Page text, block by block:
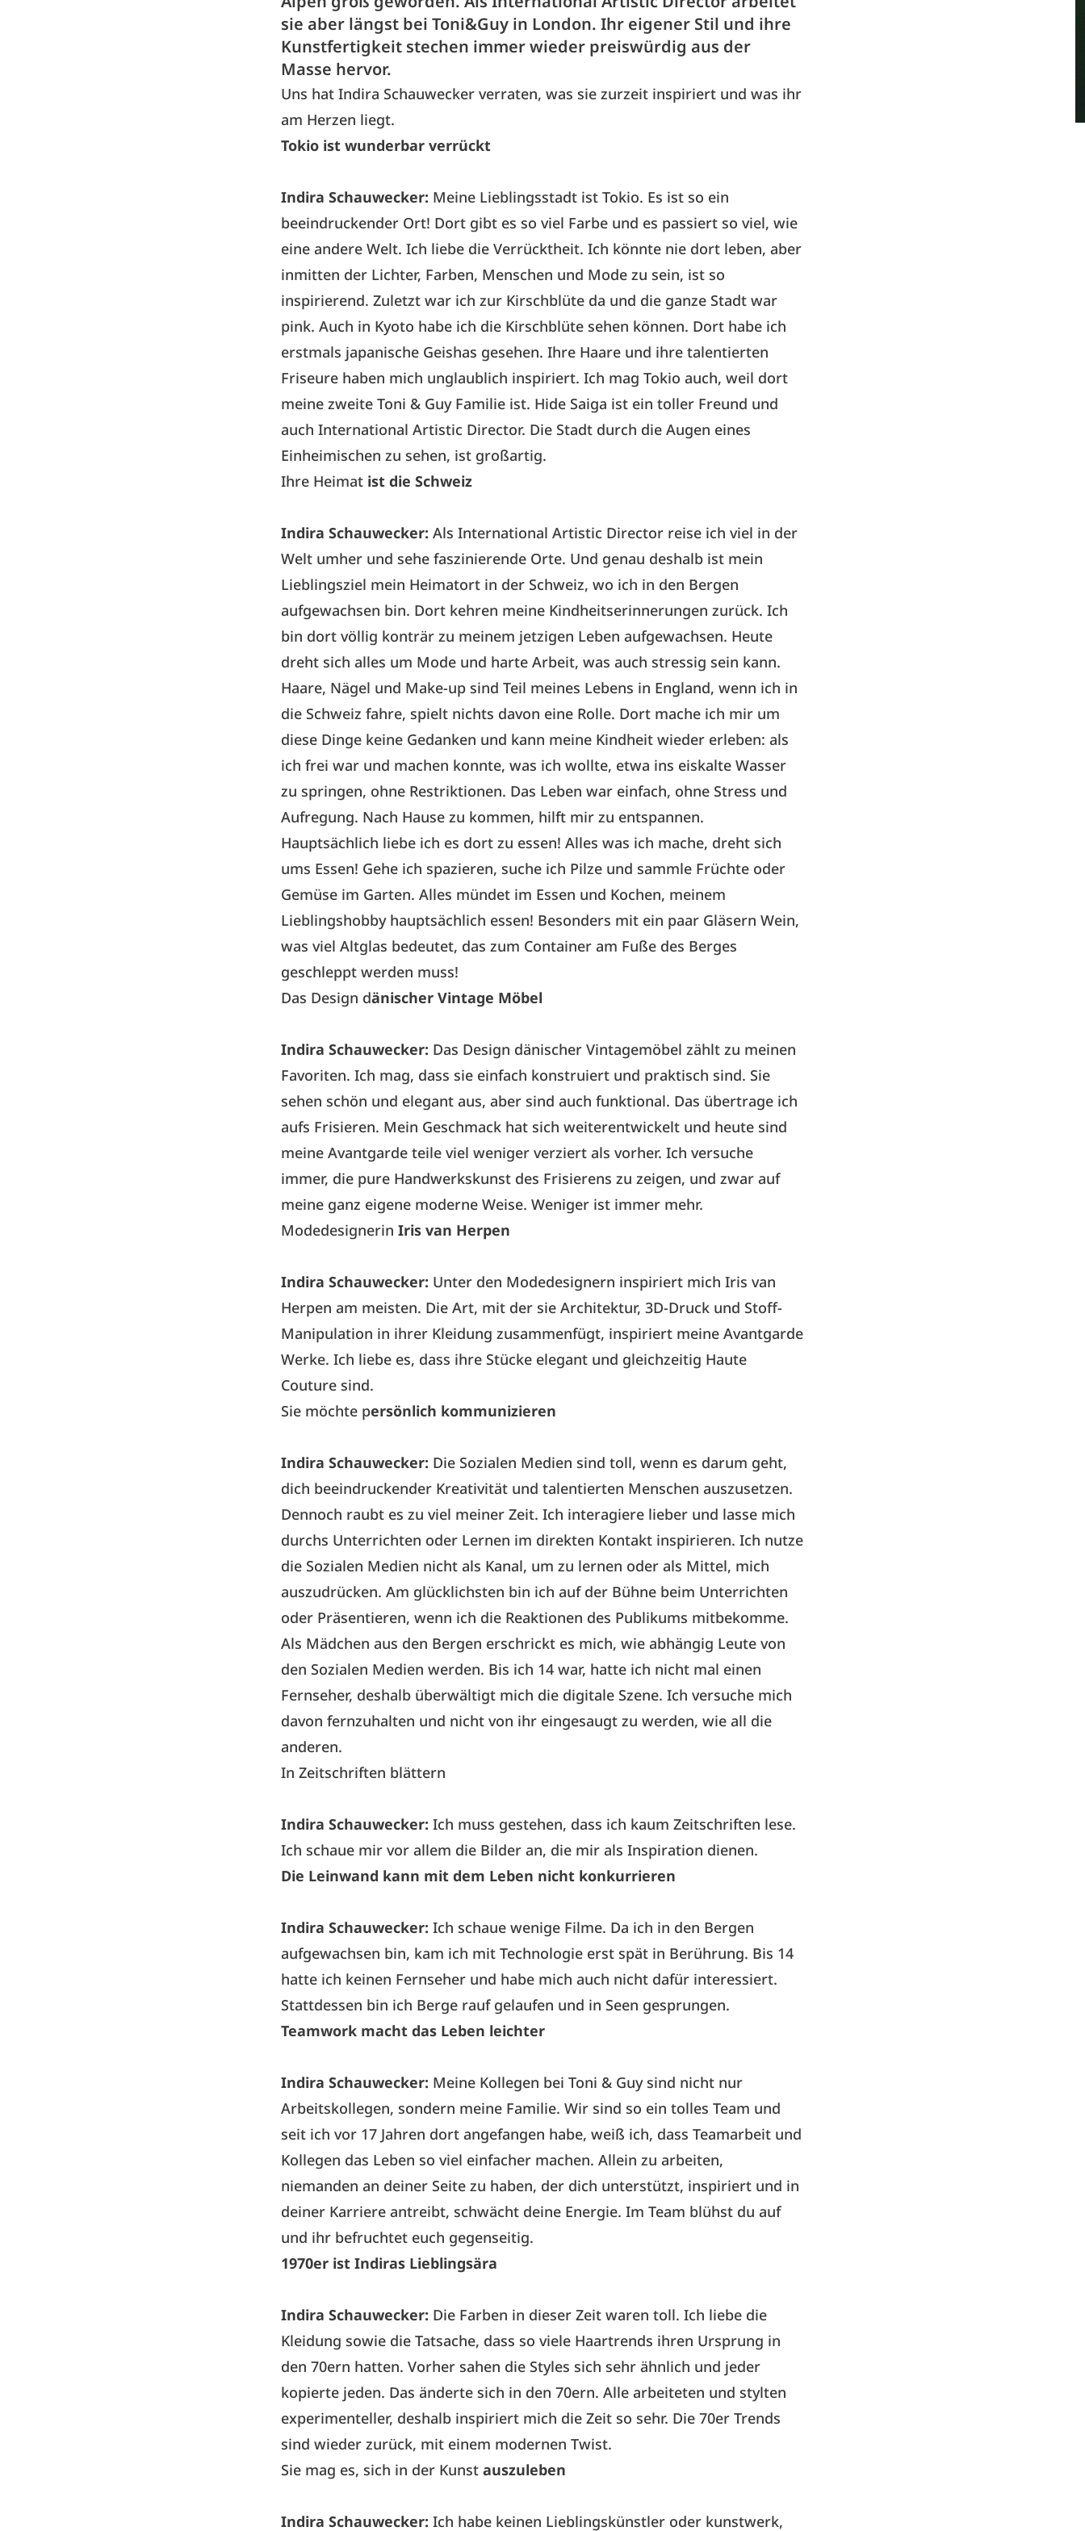
sie aber längst bei Toni&Guy in London. Ihr eigener Stil und ihre
Kunstfertigkeit stechen immer wieder preiswürdig aus der
Masse hervor.
Uns hat Indira Schauwecker verraten, was sie zurzeit inspiriert und was ihr
am Herzen liegt.
Tokio ist wunderbar verrückt
Indira Schauwecker: Meine Lieblingsstadt ist Tokio. Es ist so ein
beeindruckender Ort! Dort gibt es so viel Farbe und es passiert so viel, wie
eine andere Welt. Ich liebe die Verrücktheit. Ich könnte nie dort leben, aber
inmitten der Lichter, Farben, Menschen und Mode zu sein, ist so
inspirierend. Zuletzt war ich zur Kirschblüte da und die ganze Stadt war
pink. Auch in Kyoto habe ich die Kirschblüte sehen können. Dort habe ich
erstmals japanische Geishas gesehen. Ihre Haare und ihre talentierten
Friseure haben mich unglaublich inspiriert. Ich mag Tokio auch, weil dort
meine zweite Toni & GuyFamilie ist. Hide Saiga ist ein toller Freund und
auch International Artistic Director. Die Stadt durch die Augen eines
Einheimischen zu sehen, ist großartig.
Ihre Heimat ist die Schweiz
Indira Schauwecker: Als International Artistic Director reise ich viel in der
Welt umher und sehe faszinierende Orte. Und genau deshalb ist mein
Lieblingsziel mein Heimatort in der Schweiz, wo ich in den Bergen
aufgewachsen bin. Dort kehren meine Kindheitserinnerungen zurück. Ich
bin dort völlig konträr zu meinem jetzigen Leben aufgewachsen. Heute
dreht sich alles um Mode und harte Arbeit, was auch stressig sein kann.
Haare, Nägel und Make-up sind Teil meines Lebens in England, wenn ich in
die Schweiz fahre, spielt nichts davon eine Rolle. Dort mache ich mir um
diese Dinge keine Gedanken und kann meine Kindheit wieder erleben: als
ich frei war und machen konnte, was ich wollte, etwa ins eiskalte Wasser
zu springen, ohne Restriktionen. Das Leben war einfach, ohne Stress und
Aufregung. Nach Hause zu kommen, hilft mir zu entspannen.
Hauptsächlich liebe ich es dort zu essen! Alles was ich mache, dreht sich
ums Essen! Gehe ich spazieren, suche ich Pilze und sammle Früchte oder
Gemüse im Garten. Alles mündet im Essen und Kochen, meinem
Lieblingshobby hauptsächlich essen! Besonders mit ein paar Gläsern Wein,
was viel Altglas bedeutet, das zum Container am Fuße des Berges
geschleppt werden muss!
Das Design dänischer Vintage Möbel
Indira Schauwecker: Das Design dänischer Vintagemöbel zählt zu meinen
Favoriten. Ich mag, dass sie einfach konstruiert und praktisch sind. Sie
sehen schön und elegant aus, aber sind auch funktional. Das übertrage ich
aufs Frisieren. Mein Geschmack hat sich weiterentwickelt und heute sind
meine Avantgarde teile viel weniger verziert als vorher. Ich versuche
immer, die pure Handwerkskunst des Frisierens zu zeigen, und zwar auf
meine ganz eigene moderne Weise. Weniger ist immer mehr.
Modedesignerin Iris van Herpen
Indira Schauwecker: Unter den Modedesignern inspiriert mich Iris van
Herpen am meisten. Die Art, mit der sie Architektur, 3D-Druck und Stoff-
Manipulation in ihrer Kleidung zusammenfügt, inspiriert meine Avantgarde
Werke. Ich liebe es, dass ihre Stücke elegant und gleichzeitig Haute
Couture sind.
Sie möchte persönlich kommunizieren
Indira Schauwecker: Die Sozialen Medien sind toll, wenn es darum geht,
dich beeindruckender Kreativität und talentierten Menschen auszusetzen.
Dennoch raubt es zu viel meiner Zeit. Ich interagiere lieber und lasse mich
durchs Unterrichten oder Lernen im direkten Kontakt inspirieren. Ich nutze
die Sozialen Medien nicht als Kanal, um zu lernen oder als Mittel, mich
auszudrücken. Am glücklichsten bin ich auf der Bühne beim Unterrichten
oder Präsentieren, wenn ich die Reaktionen des Publikums mitbekomme.
Als Mädchen aus den Bergen erschrickt es mich, wie abhängig Leute von
den Sozialen Medien werden. Bis ich 14 war, hatte ich nicht mal einen
Fernseher, deshalb überwältigt mich die digitale Szene. Ich versuche mich
davon fernzuhalten und nicht von ihr eingesaugt zu werden, wie all die
anderen.
In Zeitschriften blättern
Indira Schauwecker: Ich muss gestehen, dass ich kaum Zeitschriften lese.
Ich schaue mir vor allem die Bilder an, die mir als Inspiration dienen.
Die Leinwand kann mit dem Leben nicht konkurrieren
Indira Schauwecker: Ich schaue wenige Filme. Da ich in den Bergen
aufgewachsen bin, kam ich mit Technologie erst spät in Berührung. Bis 14
hatte ich keinen Fernseher und habe mich auch nicht dafür interessiert.
Stattdessen bin ich Berge rauf gelaufen und in Seen gesprungen.
Teamwork macht das Leben leichter
Indira Schauwecker: Meine Kollegen bei Toni & Guysind nicht nur
Arbeitskollegen, sondern meine Familie. Wir sind so ein tolles Team und
seit ich vor 17 Jahren dort angefangen habe, weiß ich, dass Teamarbeit und
Kollegen das Leben so viel einfacher machen. Allein zu arbeiten,
niemanden an deiner Seite zu haben, der dich unterstützt, inspiriert und in
deiner Karriere antreibt, schwächt deine Energie. Im Team blühst du auf
und ihr befruchtet euch gegenseitig.
1970er ist Indiras Lieblingsära
Indira Schauwecker: Die Farben in dieser Zeit waren toll. Ich liebe die
Kleidung sowie die Tatsache, dass so viele Haartrends ihren Ursprung in
den 70ern hatten. Vorher sahen die Styles sich sehr ähnlich und jeder
kopierte jeden. Das änderte sich in den 70ern. Alle arbeiteten und stylten
experimenteller, deshalb inspiriert mich die Zeit so sehr. Die 70er Trends
sind wieder zurück, mit einem modernen Twist.
Sie mag es, sich in der Kunst auszuleben
Indira Schauwecker: Ich habe keinen Lieblingskünstler oder kunstwerk,